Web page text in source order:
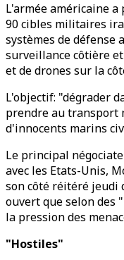
L'armée américaine
90 cibles militaires
systèmes de
surveillance côtière
et de drones sur la
L'objectif: "dégrader
prendre au transport
d'innocents marins
Le principal
avec les Etats-Unis,
son côté réitéré jeudi
ouvert que selon des
la pression des
"Hostiles"